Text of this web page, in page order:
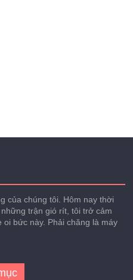
của chúng tôi. Hôm nay thời
trận gió rít, tôi trở cảm
bức này. Phải chăng là máy